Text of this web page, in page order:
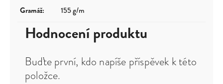
Gramáž: 155 g/m
Hodnocení produktu
Buďte první, kdo napíše příspěvek k této
položce.